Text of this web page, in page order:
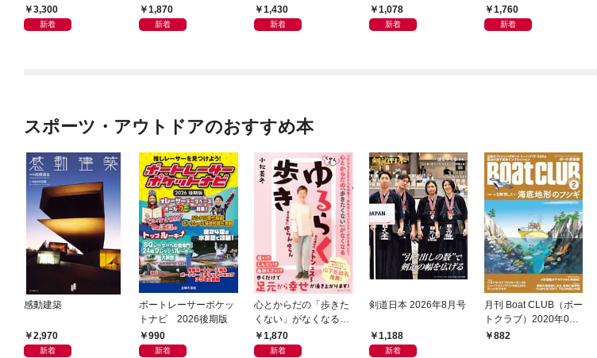
3,300
新着
のことば
1,870
新着
の花子さんの部屋？
1,430
新着
1,078
新着
1,760
新着
スポーツ・アウトドアのおすすめ本
感動建築
2,970
新着
ボートレーサーポケッ
トナビ 2026後期版
990
新着
心とからだの「歩きた
くない」がなくなる
らせん流 ゆるらく歩
き
1,870
新着
剣道日本 2026年8月号
1,188
新着
月刊 Boat CLUB（ボー
トクラブ）2020年02
月号882